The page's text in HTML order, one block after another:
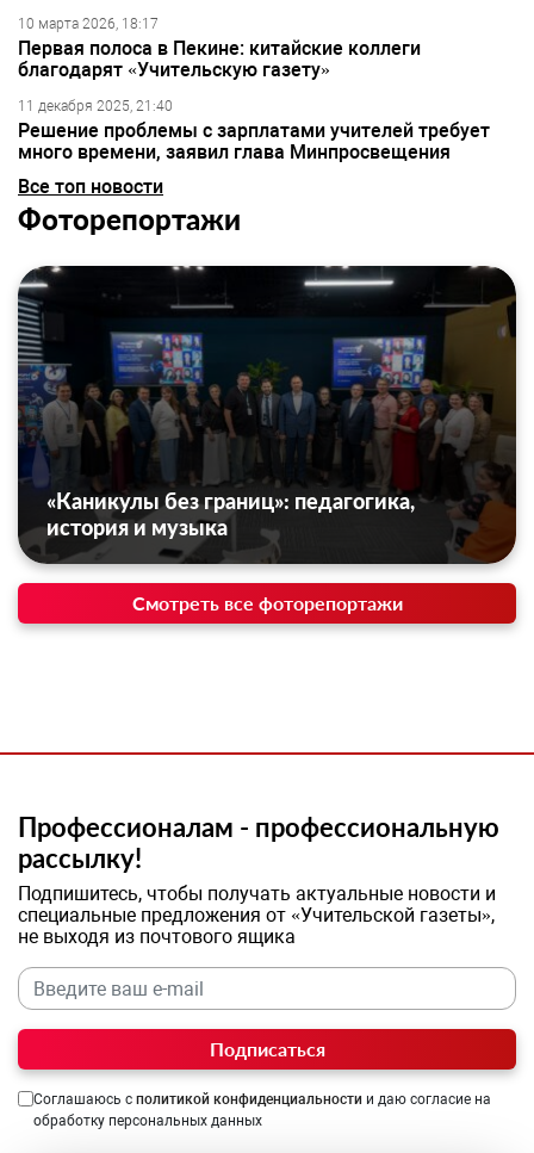
10 марта 2026, 18:17
Первая полоса в Пекине: китайские коллеги
благодарят «Учительскую газету»
11 декабря 2025, 21:40
Решение проблемы с зарплатами учителей требует
много времени, заявил глава Минпросвещения
Все топ новости
Фоторепортажи
«Каникулы без границ»: педагогика,
история и музыка
Смотреть все фоторепортажи
Профессионалам - профессиональную
рассылку!
Подпишитесь, чтобы получать актуальные новости и
специальные предложения от «Учительской газеты»,
не выходя из почтового ящика
Подписаться
Соглашаюсь с политикой конфиденциальности и даю согласие на
обработку персональных данных